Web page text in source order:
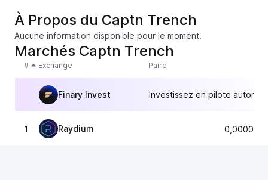
À Propos du Captn Trench
Aucune information disponible pour le moment.
Marchés Captn Trench
# Exchange Paire
Finary Invest Investissez en pilote
1 Raydium